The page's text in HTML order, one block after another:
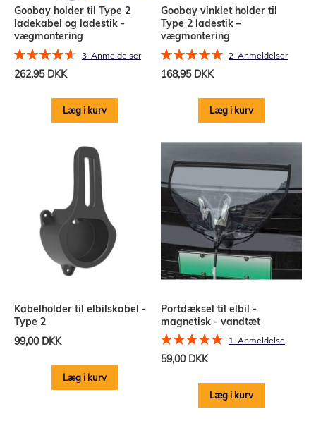
Goobay holder til Type 2
ladekabel og ladestik -
vægmontering
Bedømmelse:
3 Anmeldelser
262,95 DKK
Læg i kurv
Goobay vinklet holder til
Type 2 ladestik –
vægmontering
Bedømmelse:
2Anmeldelser
168,95 DKK
Læg i kurv
Kabelholder til elbilskabel -
Type 2
99,00 DKK
Læg i kurv
Portdæksel til elbil -
magnetisk - vandtæt
Bedømmelse:
1Anmeldelse
59,00 DKK
Læg i kurv